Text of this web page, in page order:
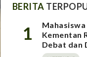
BERITA
1
Kementan
Debat dan
BAMPIWIL